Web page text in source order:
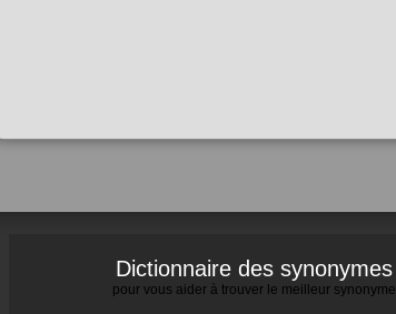
Dictionnaire des synonymes
pour vous aider à trouver le meilleur synonyme